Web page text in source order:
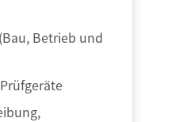
Betrieb und